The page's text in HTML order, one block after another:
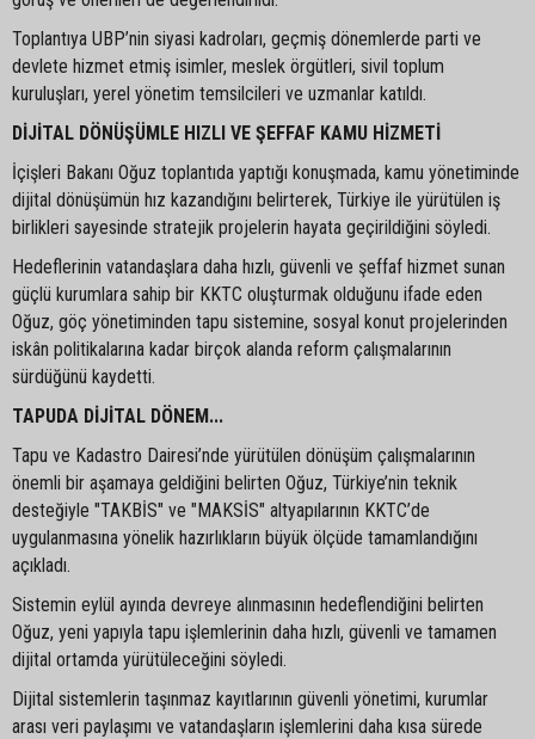
Toplantıya UBP’nin siyasi kadroları, geçmiş dönemlerde parti ve
devlete hizmet etmiş isimler, meslek örgütleri, sivil toplum
kuruluşları, yerel yönetim temsilcileri ve uzmanlar katıldı.
DİJİTAL DÖNÜŞÜMLE HIZLI VE ŞEFFAF KAMU HİZMETİ
İçişleri Bakanı Oğuz toplantıda yaptığı konuşmada, kamu yönetiminde
dijital dönüşümün hız kazandığını belirterek, Türkiye ile yürütülen iş
birlikleri sayesinde stratejik projelerin hayata geçirildiğini söyledi.
Hedeflerinin vatandaşlara daha hızlı, güvenli ve şeffaf hizmet sunan
güçlü kurumlara sahip bir KKTC oluşturmak olduğunu ifade eden
Oğuz, göç yönetiminden tapu sistemine, sosyal konut projelerinden
iskân politikalarına kadar birçok alanda reform çalışmalarının
sürdüğünü kaydetti.
TAPUDA DİJİTAL DÖNEM...
Tapu ve Kadastro Dairesi’nde yürütülen dönüşüm çalışmalarının
önemli bir aşamaya geldiğini belirten Oğuz, Türkiye’nin teknik
desteğiyle "TAKBİS" ve "MAKSİS" altyapılarının KKTC’de
uygulanmasına yönelik hazırlıkların büyük ölçüde tamamlandığını
açıkladı.
Sistemin eylül ayında devreye alınmasının hedeflendiğini belirten
Oğuz, yeni yapıyla tapu işlemlerinin daha hızlı, güvenli ve tamamen
dijital ortamda yürütüleceğini söyledi.
Dijital sistemlerin taşınmaz kayıtlarının güvenli yönetimi, kurumlar
arası veri paylaşımı ve vatandaşların işlemlerini daha kısa sürede